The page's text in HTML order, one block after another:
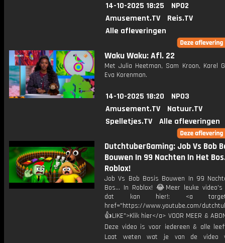
14-10-2025 18:25
NPO2
Amusement.TV
Reis.TV
Alle afleveringen
Waku Waku: Afl. 22
Met Julia Heetman, Sam Kroon, Karel
Eva Korenman.
14-10-2025 18:20
NPO3
Amusement.TV
Natuur.TV
Spelletjes.TV
Alle afleveringen
DutchtuberGaming: Job Vs Bob
Bouwen In 99 Nachten In Het
Roblox!
Job Vs Bob Basis Bouwen In 99
Bos... In Roblox! 😂Meer leuke video's
dat kan hier!: <a
href="https://www.youtube.com/
👍LIKE">Klik hier</a> VOOR MEER &
Deze video is voor iedereen & alle
Laat weten wat je van de video